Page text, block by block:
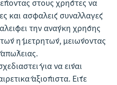
στους χρήστες να
και ασφαλείς συναλλαγές
την ανάγκη χρήσης
ή μετρητών, μειώνοντας
για να είναι
αξιόπιστα. Είτε